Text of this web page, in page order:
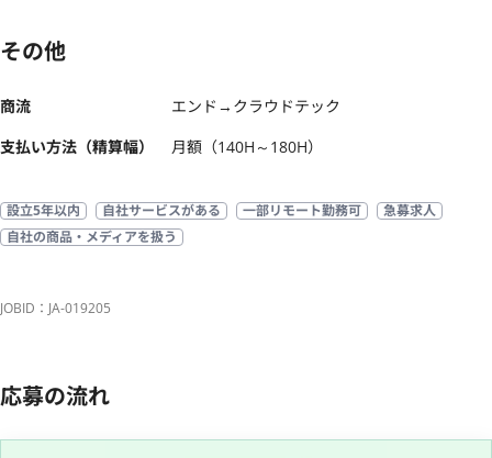
その他
商流
エンド→クラウドテック
支払い方法（精算幅）
月額（140H～180H）
設立5年以内 自社サービスがある 一部リモート勤務可
急募求人
自社の商品・メディアを扱う
JOBID：JA-019205
応募の流れ